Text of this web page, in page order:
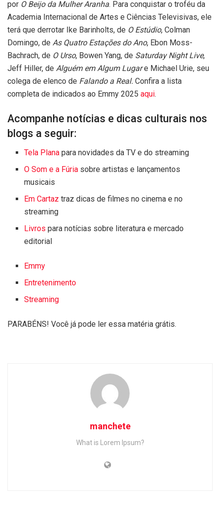
por O Beijo da Mulher Aranha. Para conquistar o troféu da
Academia Internacional de Artes e Ciências Televisivas, ele
terá que derrotar Ike Barinholts, de O Estúdio, Colman
Domingo, de As Quatro Estações do Ano, Ebon Moss-
Bachrach, de O Urso, Bowen Yang, de Saturday Night Live,
Jeff Hiller, de Alguém em Algum Lugare Michael Urie, seu
colega de elenco de Falando a Real. Confira a lista
completa de indicados ao Emmy 2025 aqui.
Acompanhe notícias e dicas culturais nos
blogs a seguir:
Tela Plana para novidades da TV e do streaming
O Som e a Fúria sobre artistas e lançamentos
musicais
Em Cartaz traz dicas de filmes no cinema e no
streaming
Livros para notícias sobre literatura e mercado
editorial
Emmy
Entretenimento
Streaming
PARABÉNS! Você já pode ler essa matéria grátis.
manchete
What is Lorem Ipsum?